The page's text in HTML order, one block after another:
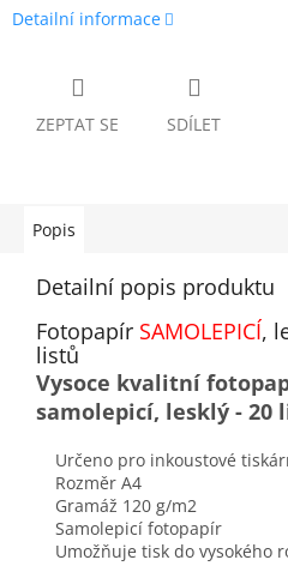
Detailní informace
ZEPTAT SE SDÍLET
Popis
Detailní popis produktu
Fotopapír SAMOLEPICÍ,
listů
Vysoce kvalitní
samolepicí, lesklý - 20
Určeno pro inkoustové
Rozměr A4
Gramáž 120 g/m2
Samolepicí fotopapír
Umožňuje tisk do vysokého